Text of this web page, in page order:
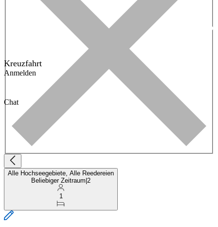
Kreuzfahrt
Anmelden
Chat
Alle Hochseegebiete, Alle Reedereien
Beliebiger Zeitraum 2
1